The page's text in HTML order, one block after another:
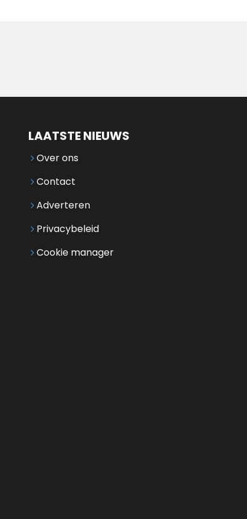
LAATSTE NIEUWS
Over ons
Contact
Adverteren
Privacybeleid
Cookie manager